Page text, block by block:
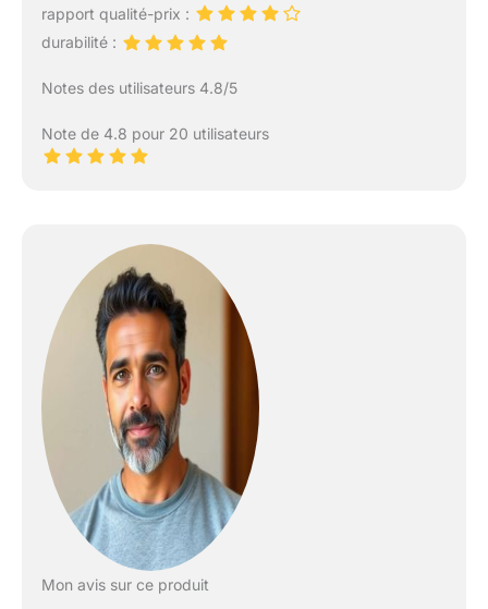
rapport qualité-prix :
durabilité :
Notes des utilisateurs 4.8/5
Note de 4.8 pour 20 utilisateurs
Mon avis sur ce produit